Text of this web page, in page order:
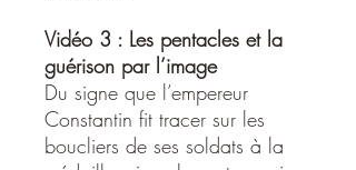
Vidéo 3 : Les pentacles et la
guérison par l’image
Du signe que l’empereur
Constantin fit tracer sur les
boucliers de ses soldats à la